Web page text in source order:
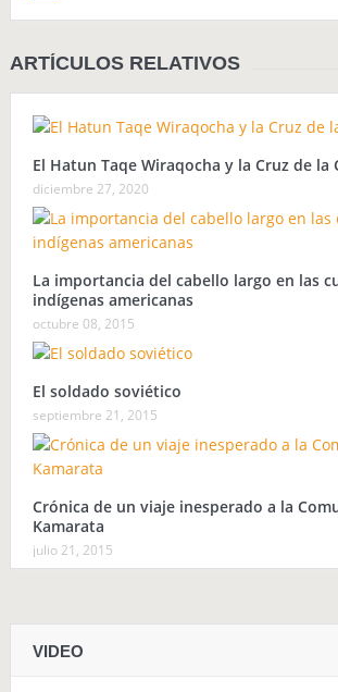
ARTÍCULOS RELATIVOS
El Hatun Taqe Wiraqocha y la Cruz de la
diciembre 27, 2020
La importancia del cabello largo en las
indígenas americanas
octubre 08, 2015
El soldado soviético
septiembre 21, 2015
Crónica de un viaje inesperado a la
Kamarata
julio 21, 2015
VIDEO